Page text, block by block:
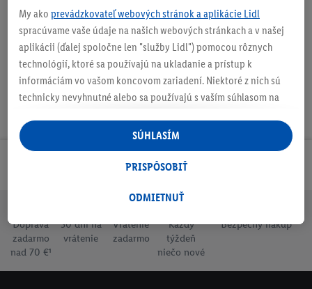
Odoberaj Newsletter!
Doprava
zadarmo
nad 70 €¹
30 dní na
vrátenie
Vrátenie
zadarmo
Každý
týždeň
niečo nové
Bezpečný nákup
My ako prevádzkovateľ webových stránok a aplikácie Lidl
spracúvame vaše údaje na našich webových stránkach a v našej
aplikácii (ďalej spoločne len "služby Lidl") pomocou rôznych
technológií, ktoré sa používajú na ukladanie a prístup k
informáciám vo vašom koncovom zariadení. Niektoré z nich sú
technicky nevyhnutné alebo sa používajú s vaším súhlasom na
personalizovanú reklamu v rámci služieb Lidl aj mimo nich. Ak
ste účastníkom programu Lidl Plus, na tieto účely sa spracúvajú
aj údaje z vášho nákupného správania v obchode.
následne si vytvoríte účet Lidl Plus alebo sa prihlásite do svojho
tiež vytvoriť špeciálny online identifikátor z e-mailovej adresy,
ktorú tam uvediete, aby sme vás mohli rozpoznať v službách
ODMIETNUŤ
PRISPÔSOBIŤ
SÚHLASÍM